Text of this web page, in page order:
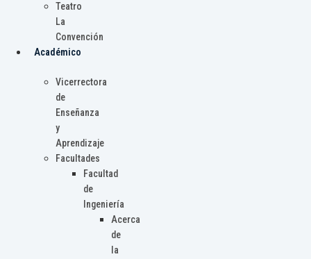
Teatro
La
Convención
Académico
Vicerrectora
de
Enseñanza
y
Aprendizaje
Facultades
Facultad
de
Ingeniería
Acerca
de
la